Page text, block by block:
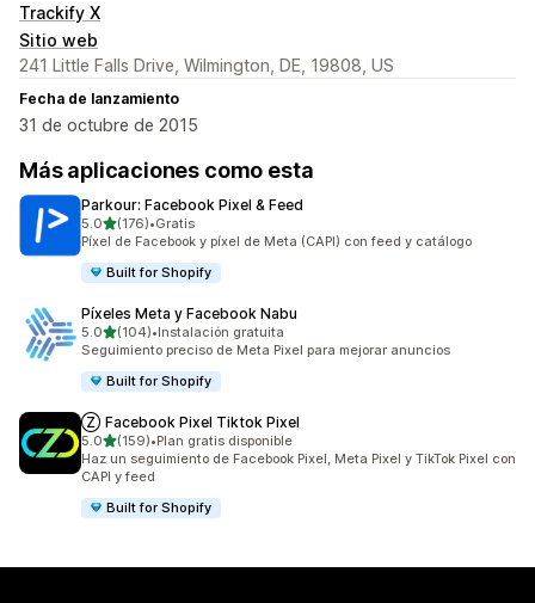
Trackify X
Sitio web
241 Little Falls Drive, Wilmington, DE, 19808, US
Fecha de lanzamiento
31 de octubre de 2015
Más aplicaciones como esta
Parkour: Facebook Pixel & Feed
5.0de 5 estrellas
(176)
176 reseñas en total
•Gratis
Píxel de Facebook y píxel de Meta (CAPI) con feed y catálogo
Built for Shopify
Píxeles Meta y Facebook Nabu
5.0de 5 estrellas
(104)
104 reseñas en total
•Instalación gratuita
Seguimiento preciso de Meta Pixel para mejorar anuncios
Built for Shopify
Ⓩ Facebook Pixel Tiktok Pixel
5.0de 5 estrellas
(159)
159 reseñas en total
•Plan gratis disponible
Haz un seguimiento de Facebook Pixel, Meta Pixel y TikTok Pixel con
CAPI y feed
Built for Shopify